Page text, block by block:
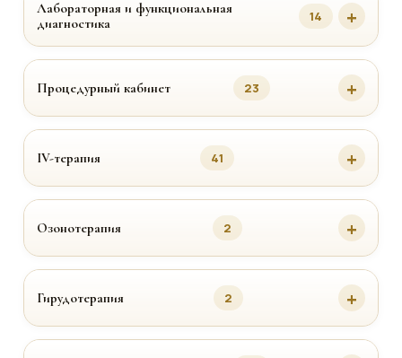
Лабораторная и функциональная
диагностика
14
Процедурный кабинет 23
IV-терапия 41
Озонотерапия 2
Гирудотерапия 2